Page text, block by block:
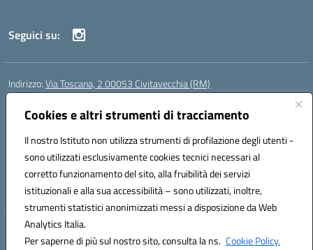
Cookies e altri strumenti di tracciamento
Il nostro Istituto non utilizza strumenti di profilazione degli utenti -
sono utilizzati esclusivamente cookies tecnici necessari al
corretto funzionamento del sito, alla fruibilità dei servizi
istituzionali e alla sua accessibilità – sono utilizzati, inoltre,
strumenti statistici anonimizzati messi a disposizione da Web
Analytics Italia.
Per saperne di più sul nostro sito, consulta la ns. Cookie Policy.
Seguici su:
Indirizzo:Via Toscana, 2 00053 Civitavecchia (RM)
Centralino:
Posta elettronica certificata (PEC):rmic8b900g@pec.istruzione.it
Codice fiscale: 91038380589
Codice meccanografico:RMIC8B900G
Codice Indice delle Pubbliche Amministrazioni (IPA): istsc_rmic8b900g
Codice unico di fatturazione (CUF): UFP4NO
Hosting & Powered by 3D Solution S.r.l.